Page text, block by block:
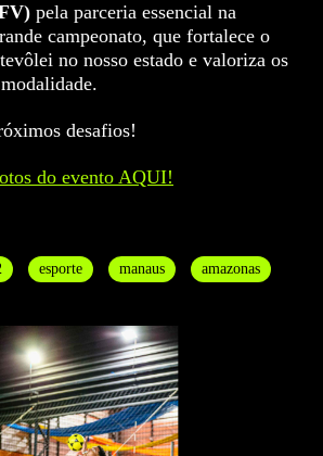
pela parceria essencial na
campeonato, que fortalece o
no nosso estado e valoriza os
desafios!
do evento AQUI!
esporte manaus amazonas